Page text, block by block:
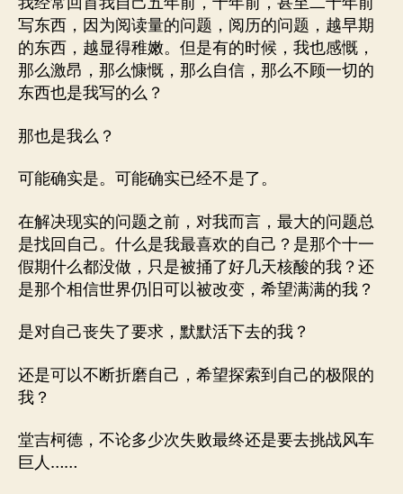
写东西，因为阅读量的问题，阅历的问题，越早期
的东西，越显得稚嫩。但是有的时候，我也感慨，
那么激昂，那么慷慨，那么自信，那么不顾一切的
东西也是我写的么？
那也是我么？
可能确实是。可能确实已经不是了。
在解决现实的问题之前，对我而言，最大的问题总
是找回自己。什么是我最喜欢的自己？是那个十一
假期什么都没做，只是被捅了好几天核酸的我？还
是那个相信世界仍旧可以被改变，希望满满的我？
是对自己丧失了要求，默默活下去的我？
还是可以不断折磨自己，希望探索到自己的极限的
我？
堂吉柯德，不论多少次失败最终还是要去挑战风车
巨人……